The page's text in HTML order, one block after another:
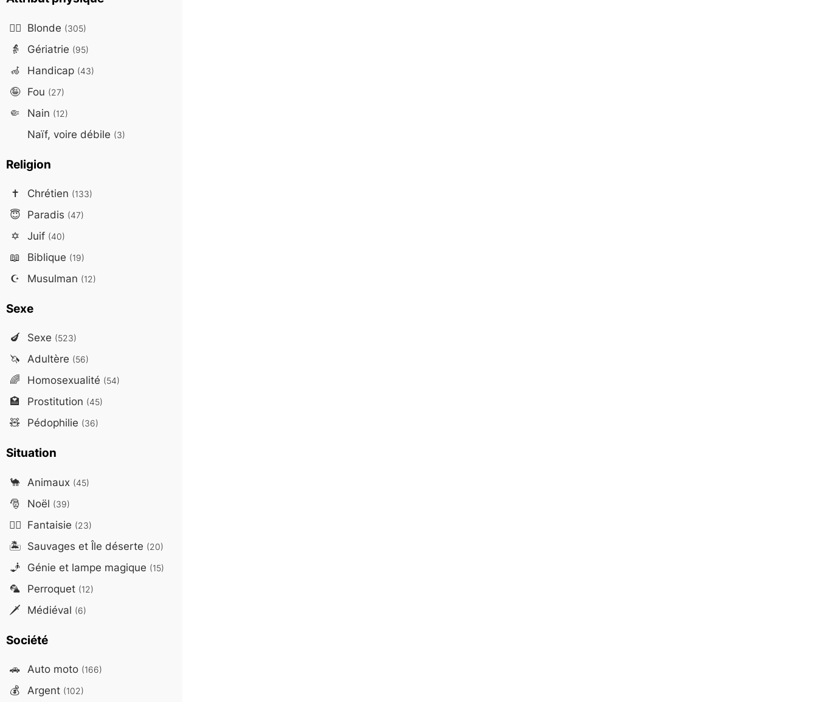
👱‍♀️ Blonde (305)
👵 Gériatrie (95)
🦽 Handicap (43)
🤪 Fou (27)
🤏 Nain (12)
Naïf, voire débile (3)
Religion
✝️ Chrétien (133)
😇 Paradis (47)
✡️ Juif (40)
📖 Biblique (19)
☪️ Musulman (12)
Sexe
🍆 Sexe (523)
🦄 Adultère (56)
🌈 Homosexualité (54)
🏩 Prostitution (45)
🧸 Pédophilie (36)
Situation
🐪 Animaux (45)
🎅 Noël (39)
🧙‍♂️ Fantaisie (23)
🏝️ Sauvages et Île déserte (20)
🧞 Génie et lampe magique (15)
🦜 Perroquet (12)
🗡️ Médiéval (6)
Société
🚗 Auto moto (166)
💰 Argent (102)